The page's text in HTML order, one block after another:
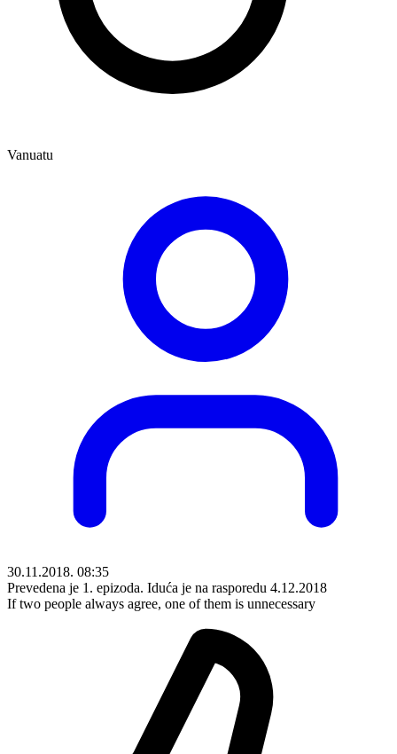
Vanuatu
30.11.2018. 08:35
Prevedena je 1. epizoda. Iduća je na rasporedu 4.12.2018
If two people always agree, one of them is unnecessary